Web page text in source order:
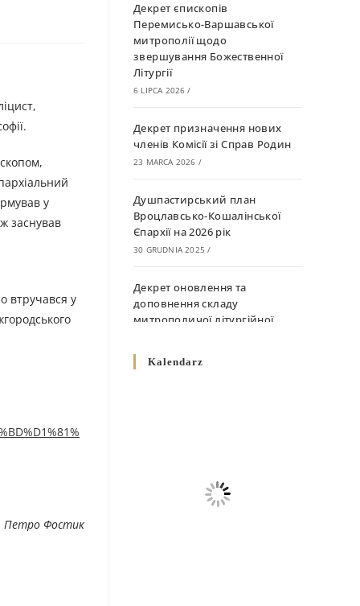
у
заснував
втручався у
Петро Фостик
Декрет єпископів
Перемисько-Варшавської
митрополії щодо
звершування Божественної
Літургії
6 LIPCA 2026 /
Декрет призначення нових
членів Комісії зі Справ Родин
23 MARCA 2026 /
Душпастирський план
Вроцлавсько-Кошалінської
Єпархії на 2026 рік
30 GRUDNIA 2025 /
Декрет оновлення та
доповнення складу
митрополичої літургійної
10 GRUDNIA 2025
Декрет про відзначення
Великодня і всіх рухомих
Kalendarz